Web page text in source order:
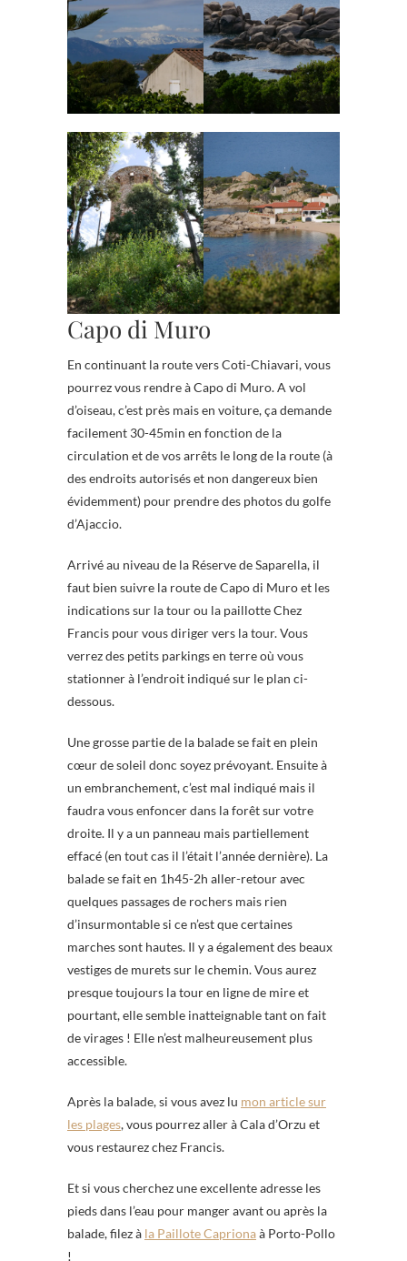
Capo di Muro
En continuant la route vers Coti-Chiavari, vous
pourrez vous rendre à Capo di Muro. A vol
d’oiseau, c’est près mais en voiture, ça demande
facilement 30-45min en fonction de la
circulation et de vos arrêts le long de la route (à
des endroits autorisés et non dangereux bien
évidemment) pour prendre des photos du golfe
d’Ajaccio.
Arrivé au niveau de la Réserve de Saparella, il
faut bien suivre la route de Capo di Muro et les
indications sur la tour ou la paillotte Chez
Francis pour vous diriger vers la tour. Vous
verrez des petits parkings en terre où vous
stationner à l’endroit indiqué sur le plan ci-
dessous.
Une grosse partie de la balade se fait en plein
cœur de soleil donc soyez prévoyant. Ensuite à
un embranchement, c’est mal indiqué mais il
faudra vous enfoncer dans la forêt sur votre
droite. Il y a un panneau mais partiellement
effacé (en tout cas il l’était l’année dernière). La
balade se fait en 1h45-2h aller-retour avec
quelques passages de rochers mais rien
d’insurmontable si ce n’est que certaines
marches sont hautes. Il y a également des beaux
vestiges de murets sur le chemin. Vous aurez
presque toujours la tour en ligne de mire et
pourtant, elle semble inatteignable tant on fait
de virages ! Elle n’est malheureusement plus
accessible.
Après la balade, si vous avez lu mon article sur
les plages, vous pourrez aller à Cala d’Orzu et
vous restaurez chez Francis.
Et si vous cherchez une excellente adresse les
pieds dans l’eau pour manger avant ou après la
balade, filez à la Paillote Caprionaà Porto-Pollo
!